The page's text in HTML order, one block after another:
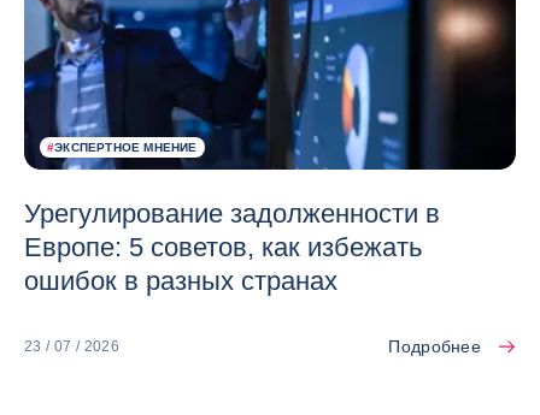
#ЭКСПЕРТНОЕ МНЕНИЕ
Урегулирование задолженности в
Европе: 5 советов, как избежать
ошибок в разных странах
23 / 07 / 2026 Подробнее